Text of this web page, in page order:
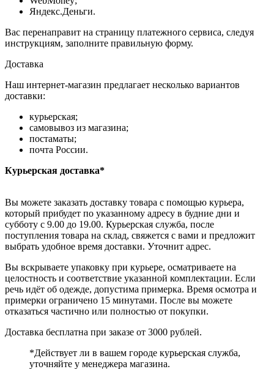
Яндекс.Деньги.
Вас перенаправит на страницу платежного сервиса, следуя
инструкциям, заполните правильную форму.
Доставка
Наш интернет-магазин предлагает несколько вариантов
доставки:
курьерская;
самовывоз из магазина;
постаматы;
почта России.
Курьерская доставка*
Вы можете заказать доставку товара с помощью курьера,
который прибудет по указанному адресу в будние дни и
субботу с 9.00 до 19.00. Курьерская служба, после
поступления товара на склад, свяжется с вами и предложит
выбрать удобное время доставки. Уточнит адрес.
Вы вскрываете упаковку при курьере, осматриваете на
целостность и соответствие указанной комплектации. Если
речь идёт об одежде, допустима примерка. Время осмотра и
примерки ограничено 15 минутами. После вы можете
отказаться частично или полностью от покупки.
Доставка бесплатна при заказе от 3000 рублей.
*Действует ли в вашем городе курьерская служба,
уточняйте у менеджера магазина.